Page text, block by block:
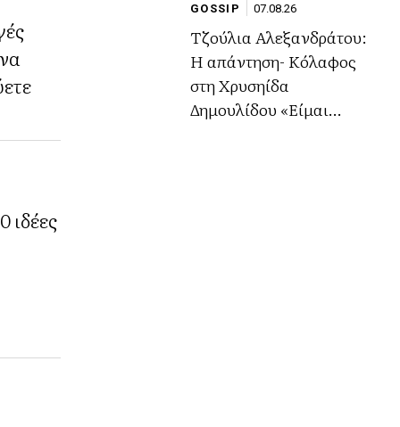
GOSSIP 07.08.26
Τζούλια Αλεξανδράτου:
Η απάντηση- Κόλαφος
στη Χρυσηίδα
Δημουλίδου «Είμαι